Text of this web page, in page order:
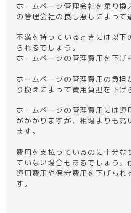
ホームページ管理会社を乗り換
の管理会社の良し悪しによって
不満を持っているときには以下
られるでしょう。
ホームページの管理費用を下げ
ホームページの管理費用の負担
り換えによって費用負担を下げ
ホームページの管理費用には運
がかかりますが、相場よりも高
ます。
費用を支払っているのに十分な
ていない場合もあるでしょう。
運用費用や保守費用を下げられ
す。